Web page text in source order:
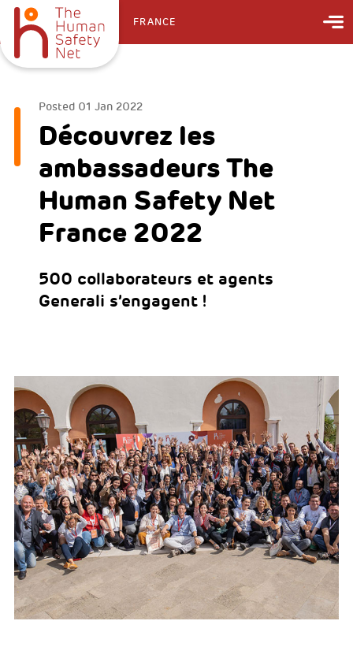
FRANCE
Posted 01 Jan 2022
Découvrez les
ambassadeurs The
Human Safety Net
France 2022
500 collaborateurs et agents
Generali s’engagent !